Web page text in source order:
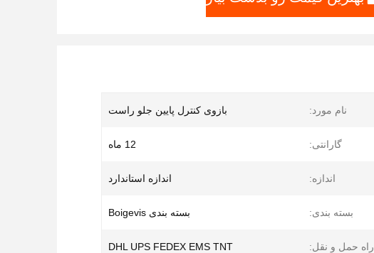
نام مورد: بازوی کنترل پایین جلو راست
گارانتی: 12 ماه
اندازه: اندازه استاندارد
بسته بندی: بسته بندی Boigevis
راه حمل و نقل: DHL UPS FEDEX EMS TNT